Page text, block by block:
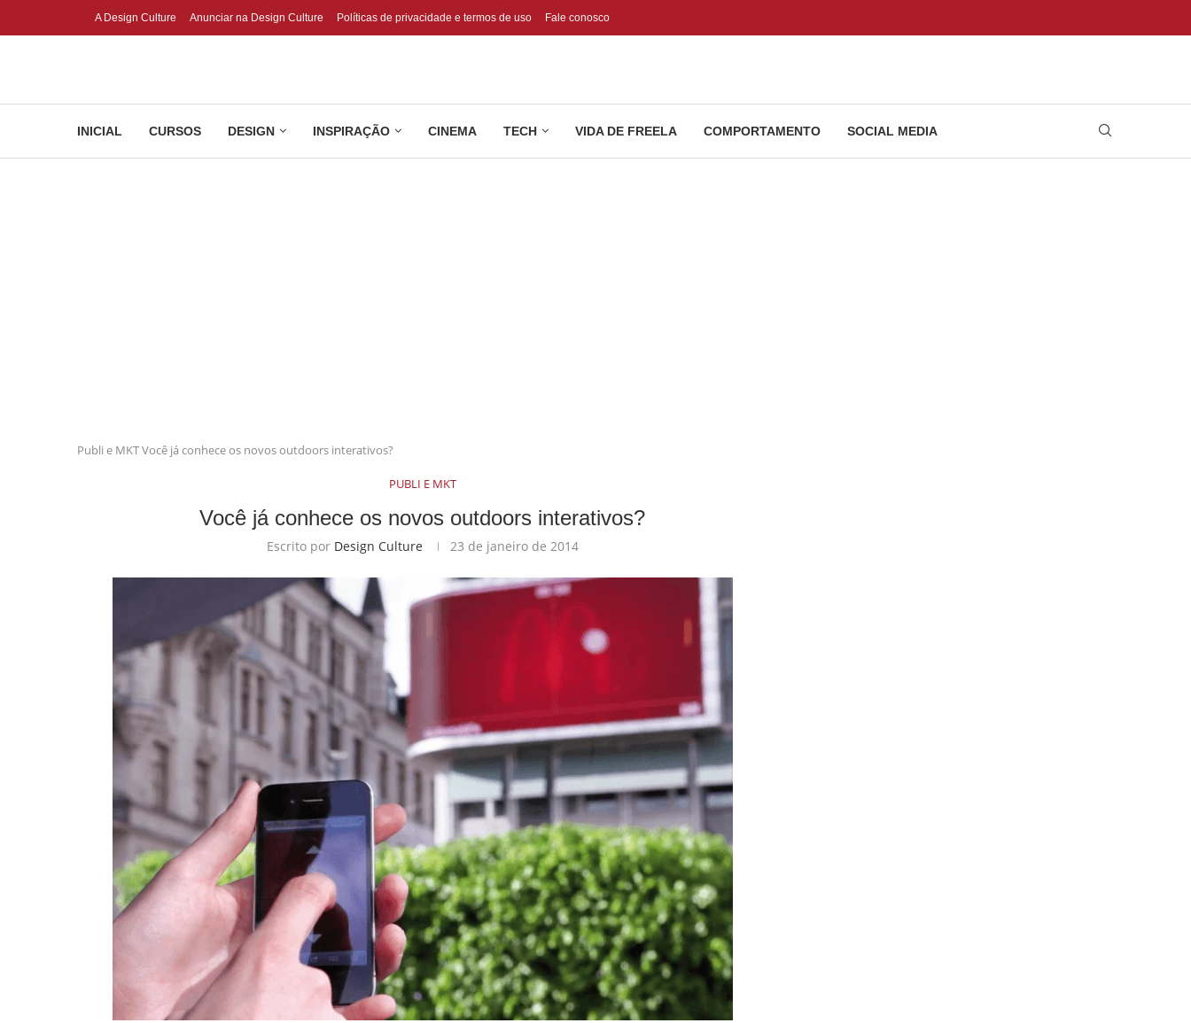
A Design Culture Anunciar na Design Culture Políticas de privacidade e termos de uso Fale conosco
INICIAL CURSOS DESIGN INSPIRAÇÃO CINEMA TECH VIDA DE FREELA COMPORTAMENTO SOCIAL MEDIA
Publi e MKTVocê já conhece os novos outdoors interativos?
PUBLI E MKT
Você já conhece os novos outdoors interativos?
Escrito por Design Culture 23 de janeiro de 2014